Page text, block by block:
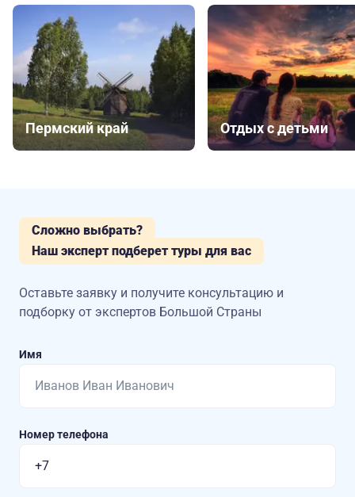
Пермский край Отдых с детьми
Сложно выбрать?
Наш эксперт подберет туры для вас
Оставьте заявку и получите консультацию и
подборку от экспертов Большой Страны
Имя
Номер телефона